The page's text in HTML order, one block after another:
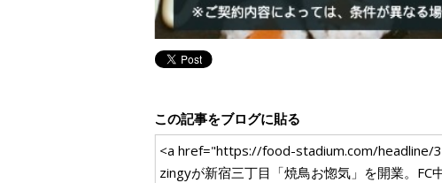
この記事をブログに貼る
<a href="https://food-stadium.com/headline/
zingyが新宿三丁目「焼鳥お惚気」を開業。